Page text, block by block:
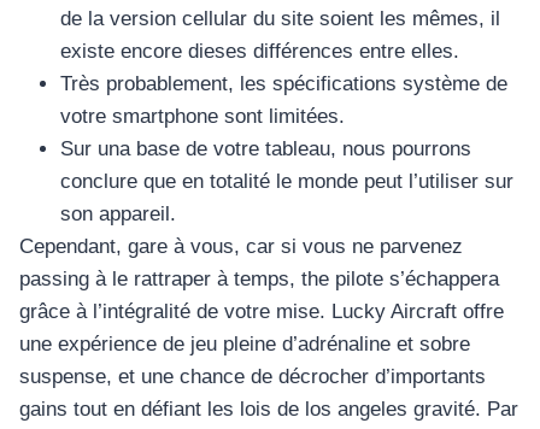
de la version cellular du site soient les mêmes, il
existe encore dieses différences entre elles.
Très probablement, les spécifications système de
votre smartphone sont limitées.
Sur una base de votre tableau, nous pourrons
conclure que en totalité le monde peut l’utiliser sur
son appareil.
Cependant, gare à vous, car si vous ne parvenez
passing à le rattraper à temps, the pilote s’échappera
grâce à l’intégralité de votre mise. Lucky Aircraft offre
une expérience de jeu pleine d’adrénaline et sobre
suspense, et une chance de décrocher d’importants
gains tout en défiant les lois de los angeles gravité. Par